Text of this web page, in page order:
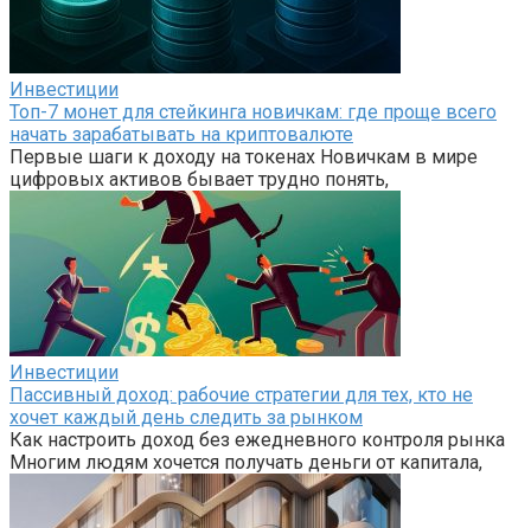
Инвестиции
Топ-7 монет для стейкинга новичкам: где проще всего
начать зарабатывать на криптовалюте
Первые шаги к доходу на токенах Новичкам в мире
цифровых активов бывает трудно понять,
Инвестиции
Пассивный доход: рабочие стратегии для тех, кто не
хочет каждый день следить за рынком
Как настроить доход без ежедневного контроля рынка
Многим людям хочется получать деньги от капитала,